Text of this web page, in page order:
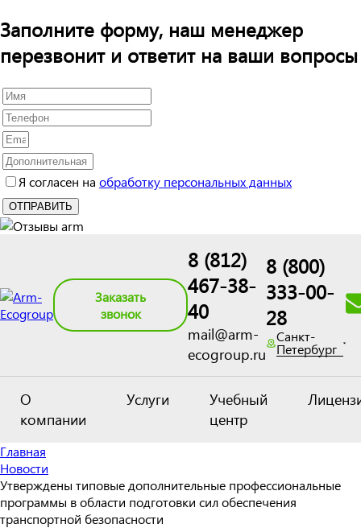
Заполните форму, наш менеджер
перезвонит и ответит на ваши вопросы
Я согласен на обработку персональных данных
Заказать
звонок
8 (812)
467-38-
40
mail@arm-
ecogroup.ru
8 (800)
333-00-
28
Санкт-
Петербург
О
компании
Услуги
Учебный
центр
Главная
Новости
Утверждены типовые дополнительные профессиональные
программы в области подготовки сил обеспечения
транспортной безопасности